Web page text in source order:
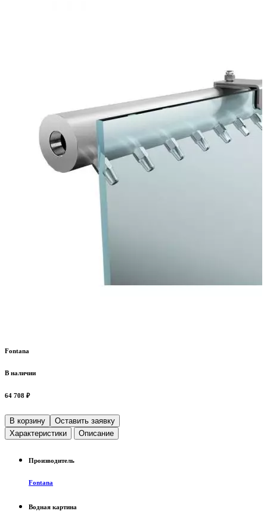
Fontana
В наличии
64 708 ₽
В корзину
Оставить заявку
Характеристики
Описание
Производитель
Fontana
Водная картина